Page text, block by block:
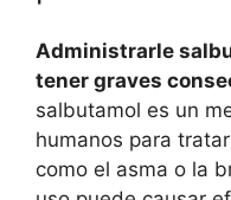
Administrarle
tener graves
salbutamol es un
humanos para
como el asma o la